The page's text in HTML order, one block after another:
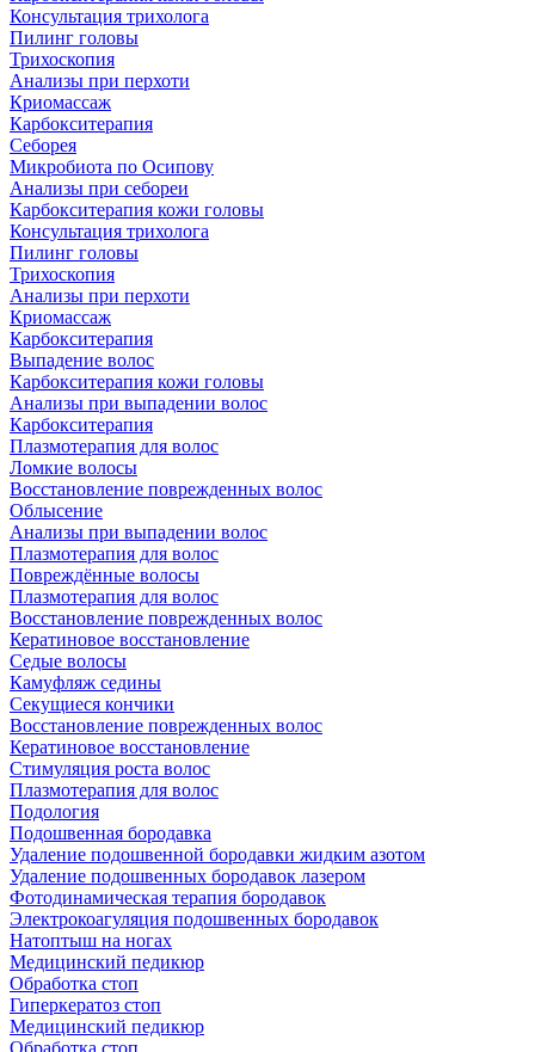
Консультация трихолога
Пилинг головы
Трихоскопия
Анализы при перхоти
Криомассаж
Карбокситерапия
Себорея
Микробиота по Осипову
Анализы при себореи
Карбокситерапия кожи головы
Консультация трихолога
Пилинг головы
Трихоскопия
Анализы при перхоти
Криомассаж
Карбокситерапия
Выпадение волос
Карбокситерапия кожи головы
Анализы при выпадении волос
Карбокситерапия
Плазмотерапия для волос
Ломкие волосы
Восстановление поврежденных волос
Облысение
Анализы при выпадении волос
Плазмотерапия для волос
Повреждённые волосы
Плазмотерапия для волос
Восстановление поврежденных волос
Кератиновое восстановление
Седые волосы
Камуфляж седины
Секущиеся кончики
Восстановление поврежденных волос
Кератиновое восстановление
Стимуляция роста волос
Плазмотерапия для волос
Подология
Подошвенная бородавка
Удаление подошвенной бородавки жидким азотом
Удаление подошвенных бородавок лазером
Фотодинамическая терапия бородавок
Электрокоагуляция подошвенных бородавок
Натоптыш на ногах
Медицинский педикюр
Обработка стоп
Гиперкератоз стоп
Медицинский педикюр
Обработка стоп